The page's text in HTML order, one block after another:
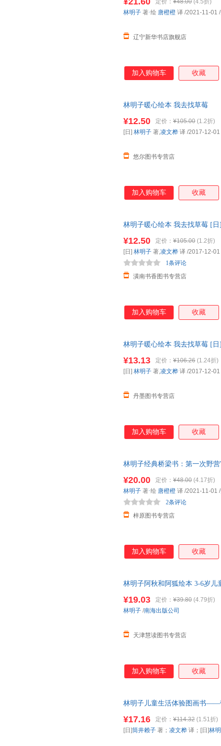
定价： ¥48.00 (4.5折)
辽宁新华书店旗舰店
林明子 著·绘 唐橙橙 译 /2021-11-01 /
加入购物车 收藏
林明子暖心绘本 我去找草莓
¥12.50 定价： ¥105.00 (1.2折)
悠尔图书专营店
[日] 林明子 著,凌文桦 译 /2017-12-01
加入购物车 收藏
林明子暖心绘本 我去找草莓 [
¥12.50 定价： ¥105.00 (1.2折)
潢南书香图书专营店
1条评论
[日] 林明子 著,凌文桦 译 /2017-12-01
加入购物车 收藏
林明子暖心绘本 我去找草莓 [
¥13.13 定价： ¥106.26 (1.24折)
丹墨图书专营店
[日] 林明子 著,凌文桦 译 /2017-12-01
加入购物车 收藏
林明子经典桥梁书：第一次野
¥20.00 定价： ¥48.00 (4.17折)
梓原图书专营店
2条评论
林明子 著·绘 唐橙橙 译 /2021-11-01 /
加入购物车 收藏
林明子阿秋和阿狐绘本 3-6岁
¥19.03 定价： ¥39.80 (4.79折)
天津慧读图书专营店
林明子 /南海出版公司
加入购物车 收藏
林明子儿童生活体验图画书——
换】
¥17.16 定价： ¥114.32 (1.51折)
[日]筒井赖子 著； 凌文桦 译；[日]林